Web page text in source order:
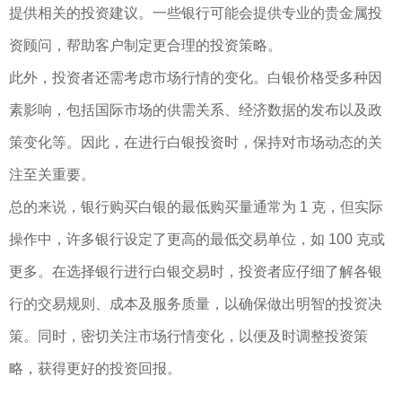
提供相关的投资建议。一些银行可能会提供专业的贵金属投
资顾问，帮助客户制定更合理的投资策略。
此外，投资者还需考虑市场行情的变化。白银价格受多种因
素影响，包括国际市场的供需关系、经济数据的发布以及政
策变化等。因此，在进行白银投资时，保持对市场动态的关
注至关重要。
总的来说，银行购买白银的最低购买量通常为 1 克，但实际
操作中，许多银行设定了更高的最低交易单位，如 100 克或
更多。在选择银行进行白银交易时，投资者应仔细了解各银
行的交易规则、成本及服务质量，以确保做出明智的投资决
策。同时，密切关注市场行情变化，以便及时调整投资策
略，获得更好的投资回报。